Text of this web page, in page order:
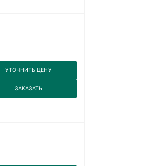
УТОЧНИТЬ ЦЕНУ
ЗАКАЗАТЬ